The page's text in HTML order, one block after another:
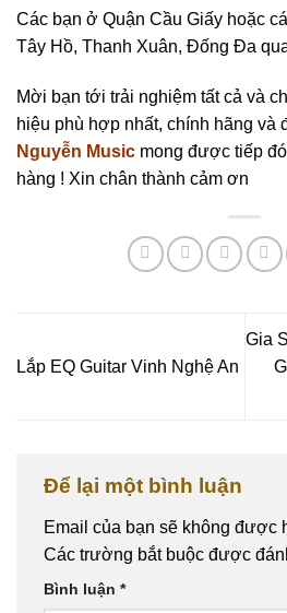
Các bạn ở Quận Cầu Giấy hoặc
Tây Hồ, Thanh Xuân, Đống Đa
Mời bạn tới trải nghiệm tất cả và
hiệu phù hợp nhất, chính hãng và
Nguyễn Music mong được tiếp
hàng ! Xin chân thành cảm ơn
Lắp EQ Guitar Vinh Nghệ An
Gia
Để lại một bình luận
Email của bạn sẽ không được
Các trường bắt buộc được
Bình luận *